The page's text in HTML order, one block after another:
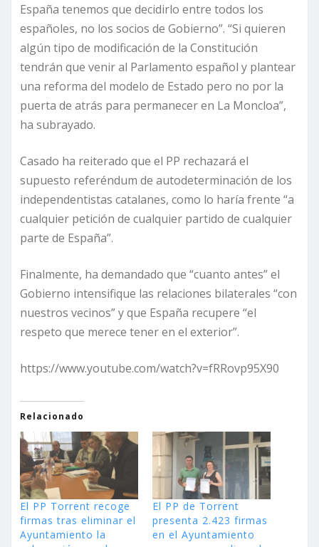
España tenemos que decidirlo entre todos los
españoles, no los socios de Gobierno”. “Si quieren
algún tipo de modificación de la Constitución
tendrán que venir al Parlamento español y plantear
una reforma del modelo de Estado pero no por la
puerta de atrás para permanecer en La Moncloa”,
ha subrayado.
Casado ha reiterado que el PP rechazará el
supuesto referéndum de autodeterminación de los
independentistas catalanes, como lo haría frente “a
cualquier petición de cualquier partido de cualquier
parte de España”.
Finalmente, ha demandado que “cuanto antes” el
Gobierno intensifique las relaciones bilaterales “con
nuestros vecinos” y que España recupere “el
respeto que merece tener en el exterior”.
https://www.youtube.com/watch?v=fRRovp95X90
Relacionado
El PP Torrent recoge
firmas tras eliminar el
Ayuntamiento la
El PP de Torrent
presenta 2.423 firmas
en el Ayuntamiento